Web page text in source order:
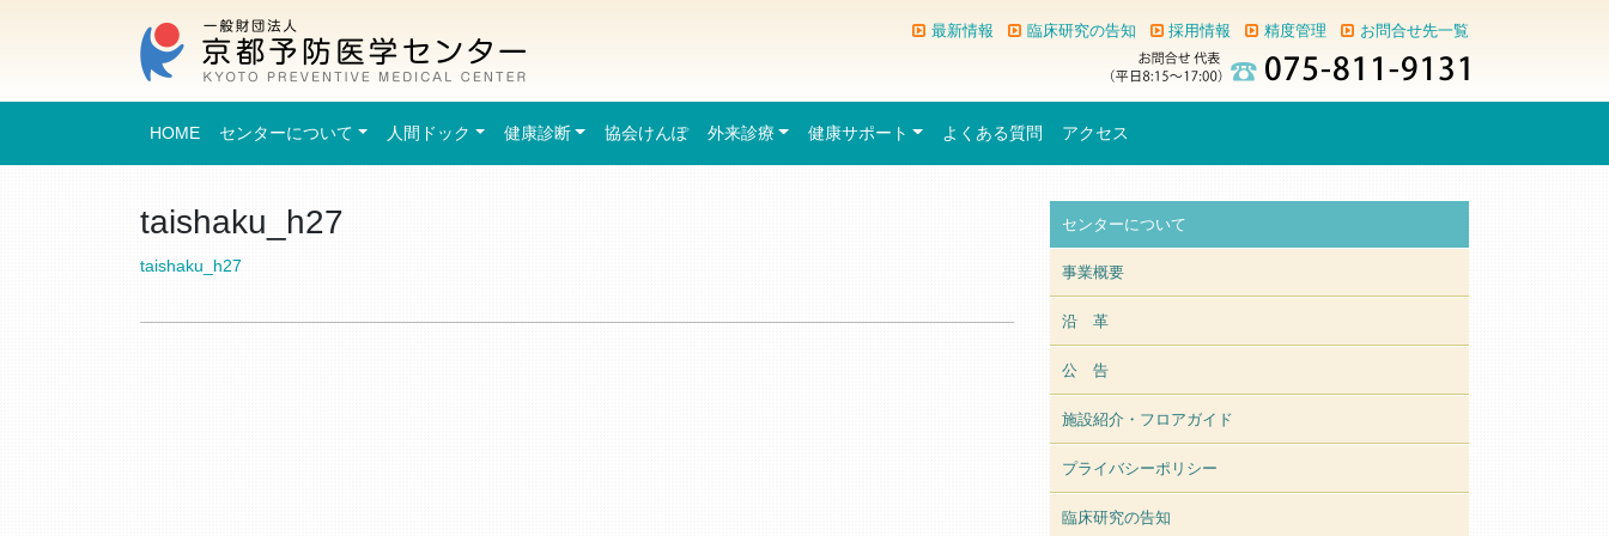
最新情報 臨床研究の告知 採用情報 精度管理 お問合せ先一覧
HOME センターについて 人間ドック 健康診断 協会けんぽ 外来診療 健康サポート よくある質問 アクセス
taishaku_h27
taishaku_h27
センターについて
事業概要
沿 革
公 告
施設紹介・フロアガイド
プライバシーポリシー
臨床研究の告知